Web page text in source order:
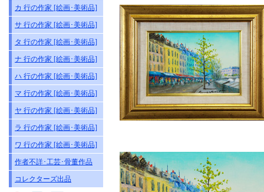
カ 行の作家 [絵画･美術品]
サ 行の作家 [絵画･美術品]
タ 行の作家 [絵画･美術品]
ナ 行の作家 [絵画･美術品]
ハ 行の作家 [絵画･美術品]
マ 行の作家 [絵画･美術品]
ヤ 行の作家 [絵画･美術品]
ラ 行の作家 [絵画･美術品]
ワ 行の作家 [絵画･美術品]
作者不詳･工芸･骨董作品
コレクターズ出品